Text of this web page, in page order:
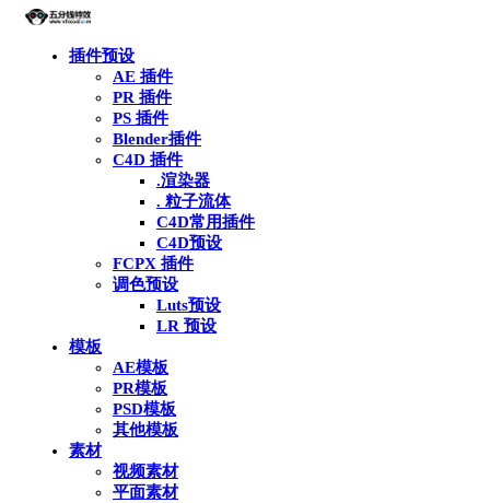
插件预设
AE 插件
PR 插件
PS 插件
Blender插件
C4D 插件
.渲染器
. 粒子流体
C4D常用插件
C4D预设
FCPX 插件
调色预设
Luts预设
LR 预设
模板
AE模板
PR模板
PSD模板
其他模板
素材
视频素材
平面素材